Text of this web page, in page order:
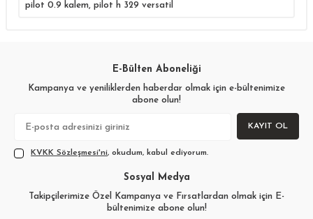
pilot 0.9 kalem, pilot h 329 versatil
E-Bülten Aboneliği
Kampanya ve yeniliklerden haberdar olmak için e-bültenimize
abone olun!
KAYIT OL
KVKK Sözleşmesi'ni, okudum, kabul ediyorum.
Sosyal Medya
Takipçilerimize Özel Kampanya ve Fırsatlardan olmak için E-
bültenimize abone olun!